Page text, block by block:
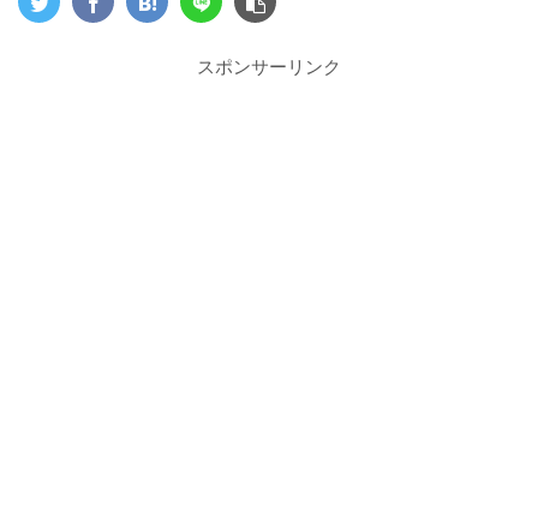
スポンサーリンク